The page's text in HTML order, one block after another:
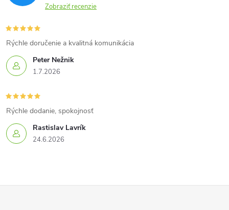
Zobraziť recenzie
Peter Nežnik
1.7.2026
Rýchle doručenie a kvalitná komunikácia
Rastislav Lavrík
24.6.2026
Rýchle dodanie, spokojnosť